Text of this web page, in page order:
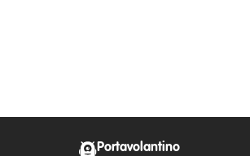
Portavolantino